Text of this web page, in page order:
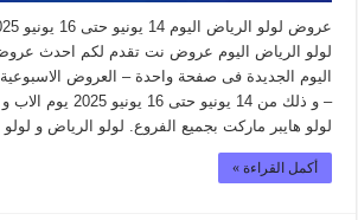
لولو الرياض اليوم عروض نت تقدم لكم احدث
اليوم الجديدة فى صفحة واحدة – العروض
– و ذلك من 14 يونيو
لولو هايبر ماركت بجميع الفروع. لولو الرياض و
أكمل القراءة »